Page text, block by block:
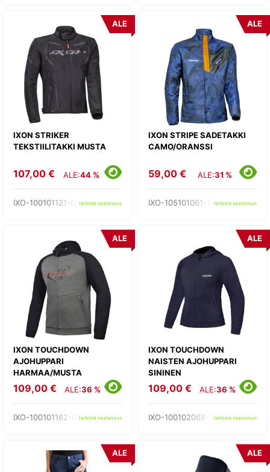
IXON STRIKER
TEKSTIILITAKKI MUSTA
ALE
107,00 € ALE:44 %
IXO-100101121-01-tarkista saatavuus
IXON STRIPE SADETAKKI
CAMO/ORANSSI
ALE
59,00 € ALE:31 %
IXO-105101061-18-tarkista saatavuus
IXON TOUCHDOWN
AJOHUPPARI
HARMAA/MUSTA
ALE
109,00 € ALE:36 %
IXO-100101162-03-tarkista saatavuus
IXON TOUCHDOWN
NAISTEN AJOHUPPARI
SININEN
ALE
109,00 € ALE:36 %
IXO-100102068-37-tarkista saatavuus
ALE ALE